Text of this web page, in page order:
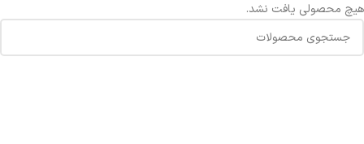
هیچ محصولی یافت نشد.